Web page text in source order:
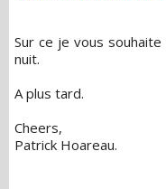
Sur ce je vous
nuit.
A plus tard.
Cheers,
Patrick Hoareau.